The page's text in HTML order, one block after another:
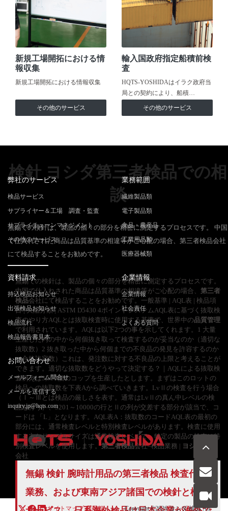
新規工場開拓における情
報収集
新規工場開拓における情報収集
その他のサービス
輸入国政府指定船積前検
査
HQTS-YOSHIDAはイラク政府当
局との契約により、船積…
その他のサービス
検針 ヨシダ第三者検品での相
談
無錫での検針は、製品の個々の部分を精密に測定するプロセスです。 中国
で仕入れされた商品は品質基準の相違等がご心配の場合、第三者検品会社
にて検品することをお勧めです。
無錫での検針は、製品の個々の部分を精密に測定するプロセスです。
中国で仕入れされた商品は品質基準の相違等がご心配の場合、 第三者
検品会社にて検品することをお勧めです。一般基準 | AQL表 | 検品項
目 | 欠陥分類 | ASTM D5430 4ポイントシステムAQL表に基づく抜取検
査のやり方AQLとは抜取検査時に使用する基準で、世界中の品質管理
で利用されています。AQLは以下2つの事を示してくれます。1 大量
生産した内の中から何個抜き取って検査するのが妥当なのか（適切な
抜取数）2 抜き取った中から何個までの不良品の発見を許容するのか
（合格許容数）これは、発注数に対する不良品の上限と考えることが
できます。適切な抜取数をどうやって決定する？｜AQLによる抜取検
査例えば3,500個のコップを生産したとします。まずはこのロットの
検品への抜取数を下表Aから調べていきます。LvⅡの検査を行う場合
（Ⅰ～Ⅲとは検品の厳しさを表す。通常はLvⅡの真ん中レベルの検
品を行う）、3201～10000の行とⅡの列が交差する部分が該当で、コ
ードは 「L」となります。AQL表A：抜取数のコードAQL表の最初の
部分には、通常検査レベルと特別検査レベルがあります。検査に使用
する主なサンプルサイズは通常検査レベルで、特定の製品の検査は特
別検査レベルを使用します。第三者検品会社–検品業務 | ヨシダ検品
会社
無錫 検針 腕時計用品の第三者検品 検査代行
業務、および東南アジア諸国での検針と検品
弊社のサービス
検品サービス
サプライヤー＆工場 調査・監査
サプライチェーンマネジメント
その他のサービス
業務範囲
繊維製品類
電子製品類
食品・農産品
工業用品類
医療器械類
資料請求
持込検品お知らせ
出張検品お知らせ
検品流れ
検品報告書見本
企業情報
企業情報
社会責任
よくある質問
お問い合わせ
メールフォーム問合せ
メールを送信する
inquiry.jp@hqts.com
お電話でのお問い合わせ
050-5840-2657
お問い合わせ
サイトマップ 利用規 Copyright ©2026ヨシダ 検品All